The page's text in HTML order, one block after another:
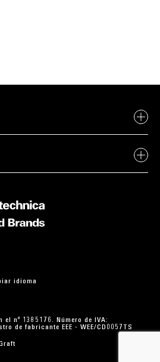
idioma
nº 1385176. Número de IVA:
de fabricante EEE - WEE/CD0057TS